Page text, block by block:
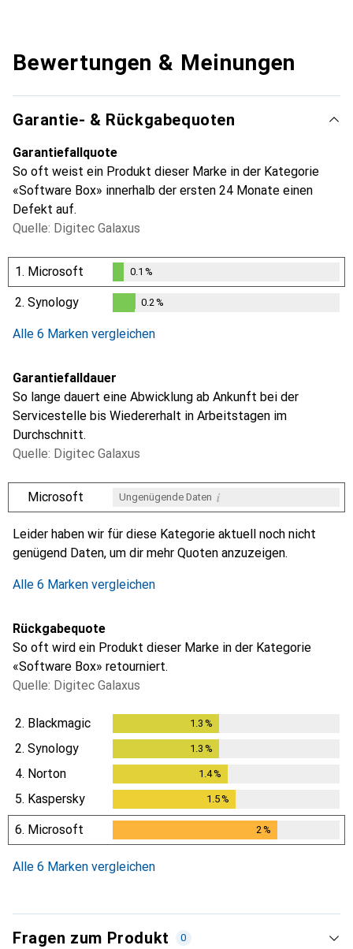
Bewertungen & Meinungen
Garantie- & Rückgabequoten
Garantiefallquote
So oft weist ein Produkt dieser Marke in der Kategorie
«Software Box» innerhalb der ersten 24 Monate einen
Defekt auf.
Quelle: Digitec Galaxus
1. Microsoft
0.1%
0.1 %
2. Synology 0.2 %
Alle 6 Marken vergleichen
Garantiefalldauer
So lange dauert eine Abwicklung ab Ankunft bei der
Servicestelle bis Wiedererhalt in Arbeitstagen im
Durchschnitt.
Quelle: Digitec Galaxus
Microsoft Ungenügende Daten i
Leider haben wir für diese Kategorie aktuell noch nicht
genügend Daten, um dir mehr Quoten anzuzeigen.
Alle 6 Marken vergleichen
Rückgabequote
So oft wird ein Produkt dieser Marke in der Kategorie
«Software Box» retourniert.
Quelle: Digitec Galaxus
2. Blackmagic 1.3 %
2. Synology 1.3 %
4. Norton 1.4%
5. Kaspersky 1.5%
6. Microsoft 2 %
Alle 6 Marken vergleichen
Fragen zum Produkt 0